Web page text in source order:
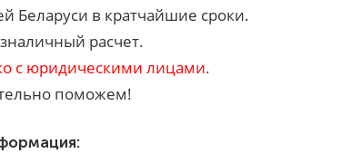
Беларуси в кратчайшие сроки.
расчет.
с юридическими лицами.
поможем!